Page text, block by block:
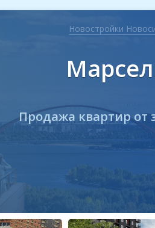
Новостройки
Продажа квартир от